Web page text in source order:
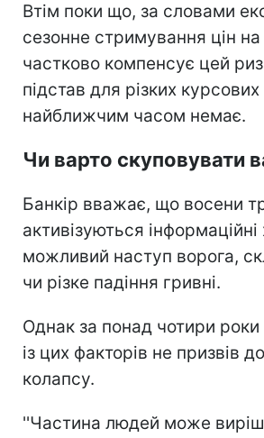
Втім поки що, за словами
сезонне стримування цін
частково компенсує цей
підстав для різких курсових
найближчим часом немає.
Чи варто скуповувати
Банкір вважає, що восени
активізуються інформаційні
можливий наступ ворога,
чи різке падіння гривні.
Однак за понад чотири
із цих факторів не призвів
колапсу.
''Частина людей може